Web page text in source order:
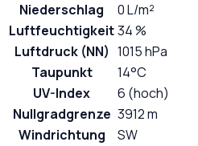
Niederschlag
0 L/m²
Luftfeuchtigkeit34 %
Luftdruck (NN) 1015 hPa
Taupunkt
14°C
UV-Index
6 (hoch)
Nullgradgrenze 3912 m
Windrichtung
SW